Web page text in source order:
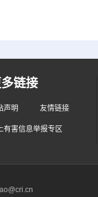
多链接
声明 友情链接
有害信息举报专区